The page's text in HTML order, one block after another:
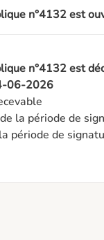
n°4132 est
n°4132 est
06-2026
la période de
période de